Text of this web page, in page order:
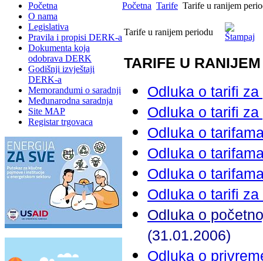
Početna
O nama
Legislativa
Pravila i propisi DERK-a
Dokumenta koja
odobrava DERK
Godišnji izvještaji
DERK-a
Memorandumi o saradnji
Međunarodna saradnja
Site MAP
Registar trgovaca
Početna Tarife Tarife u ranijem
Tarife u ranijem periodu
TARIFE U
Odluka o tarifi za
Odluka o tarifi za
Odluka o
Odluka o
Odluka o
Odluka o tarifi
Odluka o
(31.01.2006)
Odluka o